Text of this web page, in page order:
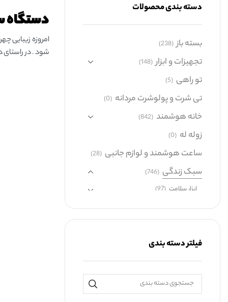
دستگاه
امروزه زیبایی
شود . در
دسته بندی محصولات
بسته باز (238)
تجهیزات و ابزار (148)
تو راهی (5)
تی شرت و پولوشرت مردانه (0)
خانه هوشمند (842)
زوله له (0)
ساعت هوشمند و لوازم جانبی (28)
سبک زندگی (746)
ابزار سلامت (97)
بدون دسته بندی (7)
لوازم آرایشی و بهداشت شخصی
لوازم آرایشی
فیلتر دسته بندی